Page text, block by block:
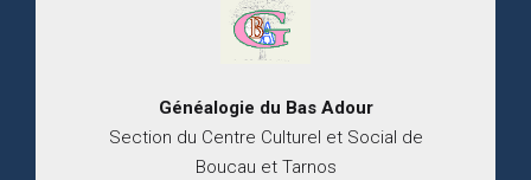
Généalogie du BasAdour
Section du Centre Culturel et Social de
Boucau et Tarnos